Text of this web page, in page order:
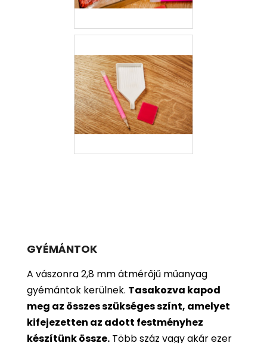
GYÉMÁNTOK
A vászonra 2,8 mm átmérőjű műanyag
gyémántok kerülnek. Tasakozva kapod
meg az összes szükséges színt, amelyet
kifejezetten az adott festményhez
készítünk össze. Több száz vagy akár ezer